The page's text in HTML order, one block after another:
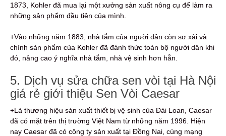
1873, Kohler đã mua lại một xưởng sản xuất nông cụ để làm ra
những sản phẩm đầu tiên của mình.
+Vào những năm 1883, nhà tắm của người dân còn sơ xài và
chính sản phẩm của Kohler đã đánh thức toàn bộ người dân khi
đó, nâng cao ý nghĩa nhà tắm, nhà vệ sinh hơn hẳn.
5. Dịch vụ sửa chữa sen vòi tại Hà Nội
giá rẻ giới thiệu Sen Vòi Caesar
+Là thương hiệu sản xuất thiết bị vệ sinh của Đài Loan, Caesar
đã có mặt trên thị trường Việt Nam từ những năm 1996. Hiện
nay Caesar đã có công ty sản xuất tại Đồng Nai, cùng mạng